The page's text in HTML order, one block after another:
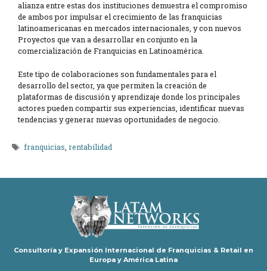
alianza entre estas dos instituciones demuestra el compromiso
de ambos por impulsar el crecimiento de las franquicias
latinoamericanas en mercados internacionales, y con nuevos
Proyectos que van a desarrollar en conjunto en la
comercialización de Franquicias en Latinoamérica.
Este tipo de colaboraciones son fundamentales para el
desarrollo del sector, ya que permiten la creación de
plataformas de discusión y aprendizaje donde los principales
actores pueden compartir sus experiencias, identificar nuevas
tendencias y generar nuevas oportunidades de negocio.
Etiquetas
franquicias,rentabilidad
Consultoría y Expansión Internacional de Franquicias & Retail en
Europa y América Latina